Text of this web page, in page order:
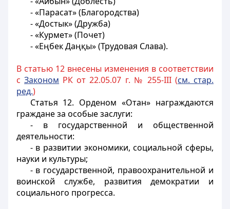
- «Парасат» (Благородства)
- «Достык» (Дружба)
- «Курмет» (Почет)
- «Еңбек Даңқы» (Трудовая Слава).
В статью 12 внесены изменения в соответствии
сЗаконом РК от 22.05.07 г. № 255-III (см. стар.
ред.)
Статья 12. Орденом «Отан» награждаются
граждане за особые заслуги:
- в государственной и общественной
деятельности:
- в развитии экономики, социальной сферы,
науки и культуры;
- в государственной, правоохранительной и
воинской службе, развития демократии и
социального прогресса.